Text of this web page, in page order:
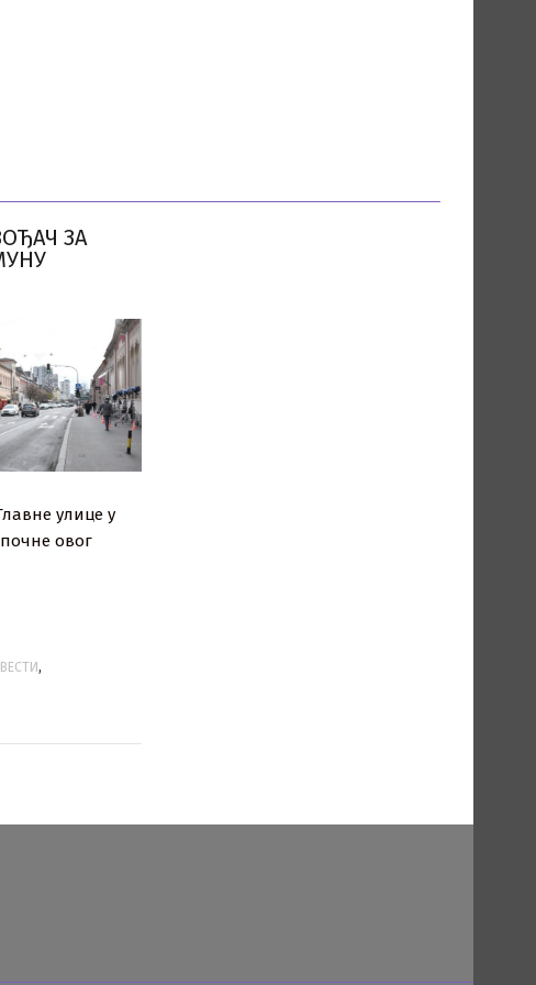
ЗА
улице у
овог
ВЕСТИ,